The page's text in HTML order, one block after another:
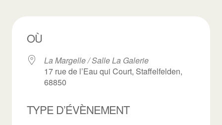
OÙ
La Margelle / Salle La Galerie
17 rue de l’Eau qui Court, Staffelfelden,
68850
TYPE D’ÉVÈNEMENT